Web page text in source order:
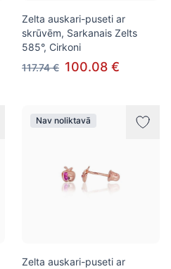
Zelta auskari-puseti ar
skrūvēm, Sarkanais Zelts
585°, Cirkoni
117.74 € 100.08 €
Nav noliktavā
Zelta auskari-puseti ar